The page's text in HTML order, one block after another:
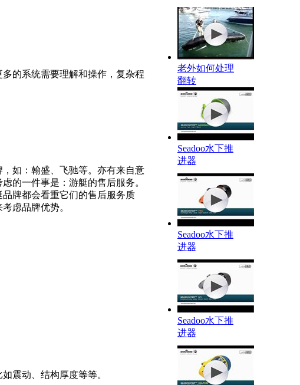
的系统需要理解和操作，复杂程
如：翰盛、飞驰等。亦有来自意
的一件事是：游艇的售后服务。
牌都会看重它们的售后服务质
虑品牌优势。
震动、结构厚度等等。
老外如何处理
翻转
Seadoo水下推
进器
Seadoo水下推
进器
Seadoo水下推
进器